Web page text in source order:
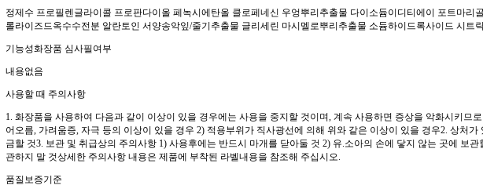
정제수 프로필렌글라이콜 프로판다이올 페녹시에탄올 클로페네신 우엉뿌리추출물 다이소듐이디티에이 포트마리
롤라이즈드옥수수전분 알란토인 서양송악잎/줄기추출물 글리세린 마시멜로뿌리추출물 소듐하이드록사이드 시트
기능성화장품 심사필여부
내용없음
사용할 때 주의사항
1. 화장품을 사용하여 다음과 같이 이상이 있을 경우에는 사용을 중지할 것이며, 계속 사용하면 증상을 악화시키므
어오름, 가려움증, 자극 등의 이상이 있을 경우 2) 적용부위가 직사광선에 의해 위와 같은 이상이 있을 경우2. 상처
금할 것3. 보관 및 취급상의 주의사항 1) 사용후에는 반드시 마개를 닫아둘 것 2) 유.소아의 손에 닿지 않는 곳에 보
관하지 말 것상세한 주의사항 내용은 제품에 부착된 라벨내용을 참조해 주십시오.
품질보증기준